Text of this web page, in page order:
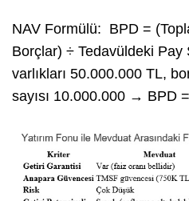
NAV Formülü: BPD =
Borçlar) ÷ Tedavüldeki Pay
varlıkları 50.000.000 TL,
sayısı 10.000.000 → BPD